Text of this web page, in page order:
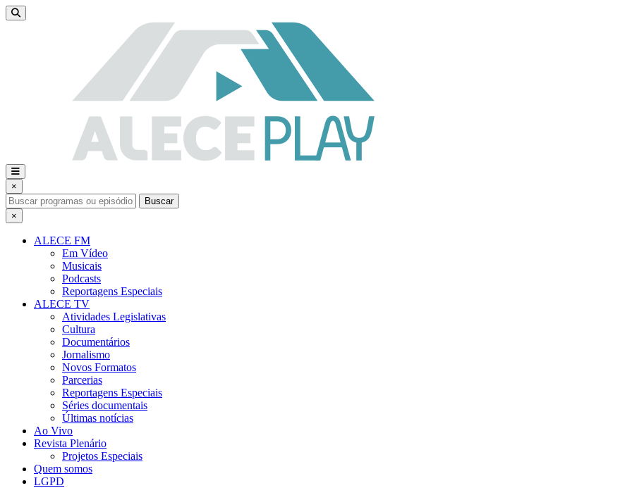
×
Buscar
×
ALECE FM
Em Vídeo
Musicais
Podcasts
Reportagens Especiais
ALECE TV
Atividades Legislativas
Cultura
Documentários
Jornalismo
Novos Formatos
Parcerias
Reportagens Especiais
Séries documentais
Últimas notícias
Ao Vivo
Revista Plenário
Projetos Especiais
Quem somos
LGPD